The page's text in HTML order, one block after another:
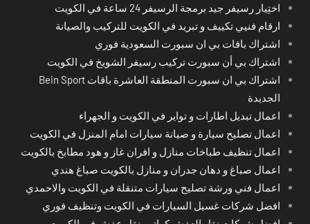
اختِيار رسيفر جيد برمجة الرسيفر 24 ساعة في الكويت
ارقام فنيي تكييف و تبريد في الكويت للتركيب والصيانة
اشتراك باقات بي ان سبورت السعودية فوري
اشتراك بي أن سبورت تركيب رسيفر الشويخ في الكويت
اشتراك بي ان سبورت المنطقة العاشرة باقات Bein Sport
الجديدة
اعمال تبديل اطارات و تواير في الكويت و الجهراء
اعمال تصليح سيارة و صيانة سيارات امام المنزل في الكويت
اعمال تنظيف طباخات منازل و افران غاز و هود مطابخ بالكويت
اعمال صباغ و دهان جدران و منازل بالكويت صباغ هندي
اعمال فني ورشة تصليح سيارات متنقلة في الكويت والاحمدي
افضل شركات غسيل السيارات في الكويت وتنظيف فوري